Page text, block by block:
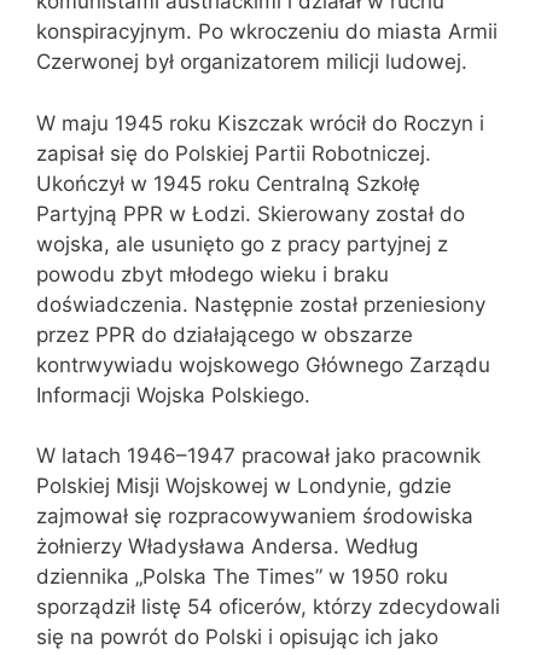
konspiracyjnym. Po wkroczeniu do miasta Armii
Czerwonej był organizatorem milicji ludowej.
W maju 1945 roku Kiszczak wrócił do Roczyn i
zapisał się do Polskiej Partii Robotniczej.
Ukończył w 1945 roku Centralną Szkołę
Partyjną PPR w Łodzi. Skierowany został do
wojska, ale usunięto go z pracy partyjnej z
powodu zbyt młodego wieku i braku
doświadczenia. Następnie został przeniesiony
przez PPR do działającego w obszarze
kontrwywiadu wojskowego Głównego Zarządu
Informacji Wojska Polskiego.
W latach 1946–1947 pracował jako pracownik
Polskiej Misji Wojskowej w Londynie, gdzie
zajmował się rozpracowywaniem środowiska
żołnierzy Władysława Andersa. Według
dziennika „Polska The Times” w 1950 roku
sporządził listę 54 oficerów, którzy zdecydowali
się na powrót do Polski i opisując ich jako